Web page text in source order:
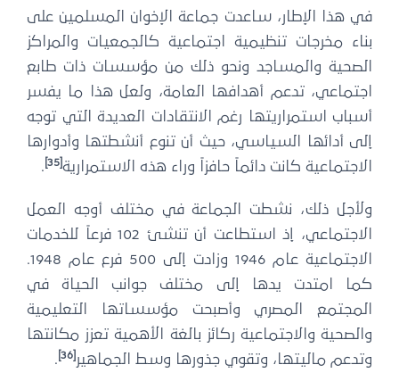
في هذا الإطار، ساعدت جماعة الإخوان المسلمين على
بناء مخرجات تنظيمية اجتماعية كالجمعيات والمراكز
الصحية والمساجد ونحو ذلك من مؤسسات ذات طابع
اجتماعي، تدعم أهدافها العامة، ولعل هذا ما يفسر
أسباب استمراريتها رغم الانتقادات العديدة التي توجه
إلى أدائها السياسي، حيث أن تنوع أنشطتها وأدوارها
الاجتماعية كانت دائماً حافزاً وراء هذه الاستمرارية
.
ولأجل ذلك، نشطت الجماعة في مختلف أوجه العمل
الاجتماعي، إذ استطاعت أن تنشئ 102 فرعاً للخدمات
الاجتماعية عام 1946 وزادت إلى 500 فرع عام 1948.
كما امتدت يدها إلى مختلف جوانب الحياة في
المجتمع المصري وأصبحت مؤسساتها التعليمية
والصحية والاجتماعية ركائز بالغة الأهمية تعزز مكانتها
وتدعم ماليتها، وتقوي جذورها وسط الجماهير
.